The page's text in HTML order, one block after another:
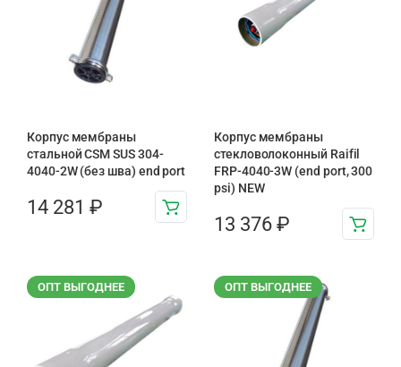
Корпус мембраны
стальной CSM SUS 304-
4040-2W (без шва) end port
14 281 ₽
Корпус мембраны
стекловолоконный Raifil
FRP-4040-3W (end port, 300
psi) NEW
13 376 ₽
ОПТ ВЫГОДНЕЕ ОПТ ВЫГОДНЕЕ